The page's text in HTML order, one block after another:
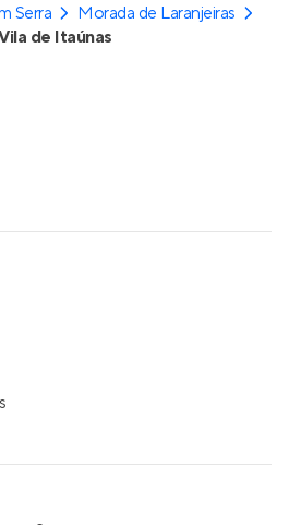
Serra
Morada de Laranjeiras
de Itaúnas